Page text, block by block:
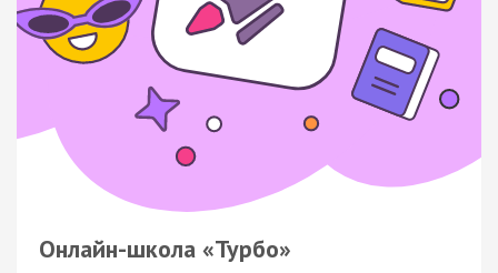
Онлайн-школа «Турбо»